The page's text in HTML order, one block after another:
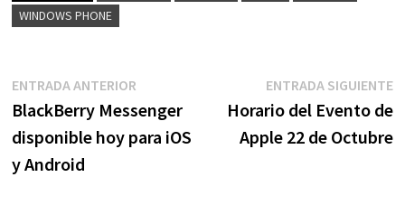
WINDOWS PHONE
Navegación
de
entradas
ENTRADA ANTERIOREntrada
anterior:
BlackBerry Messenger
disponible hoy para iOS
y Android
ENTRADA SIGUIENTE
Horario del Evento de
Apple 22 de Octubre